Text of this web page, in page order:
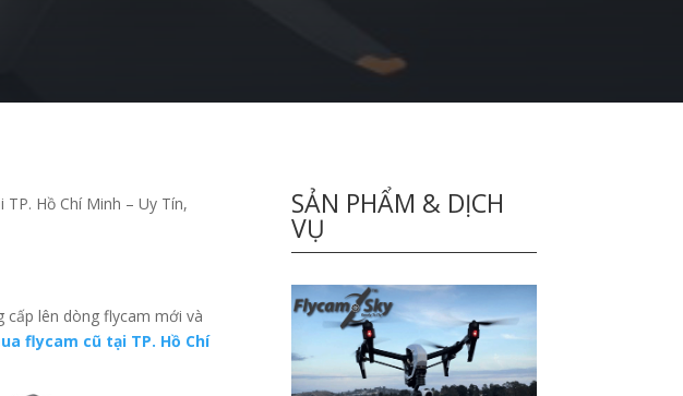
Hồ Chí Minh – Uy Tín,
cấp lên dòng flycam mới và
flycam cũ tại TP. Hồ Chí
SẢN PHẨM & DỊCH
VỤ